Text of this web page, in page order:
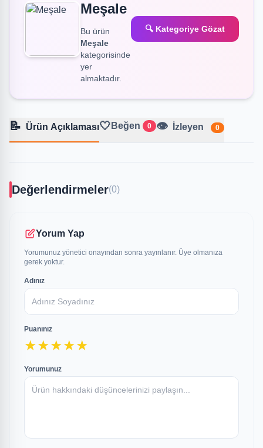
Meşale
Bu ürün
Meşale
kategorisinde
yer
almaktadır.
🔍 Kategoriye Gözat
📝 Ürün Açıklaması🤍 Beğen 0 👁️ İzleyen 0
Değerlendirmeler(0)
Yorum Yap
Yorumunuz yönetici onayından sonra yayınlanır. Üye olmanıza
gerek yoktur.
Adınız
Puanınız
★★★★★
Yorumunuz